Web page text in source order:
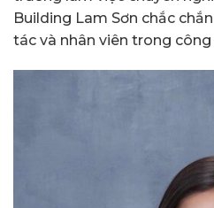
Building Lam Sơn chắc
tác và nhân viên trong công